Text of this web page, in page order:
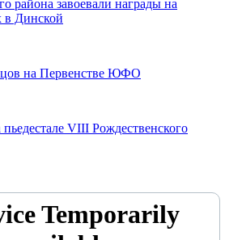
района завоевали награды на
в Динской
на Первенстве ЮФО
VIII Рождественского